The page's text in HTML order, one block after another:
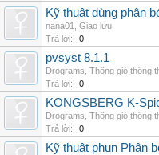
Kỹ thuật dùng phân
nana01
Giao lưu
Trả lời:
0
pvsyst 8.1.1
Drograms Thông gió thông
Trả lời:
0
KONGSBERG K-
Drograms Thông gió thông
Trả lời:
0
Kỹ thuật phun Phân